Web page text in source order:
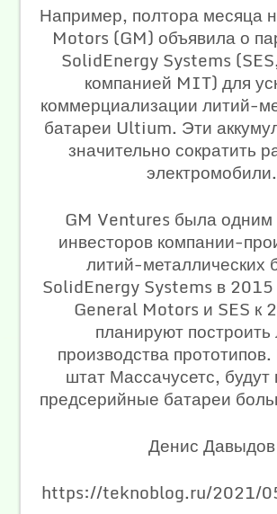
Например, полтора месяца
Motors (GM) объявила о
SolidEnergy Systems
компанией MIT) для
коммерциализации литий-
батареи Ultium. Эти
значительно сократить
электромобили.
GM Ventures была одним
инвесторов компании-
литий-металлических
SolidEnergy Systems в 2015
General Motors и SES к
планируют
производства
штат Массачусетс, будут
предсерийные батареи
Денис Давыдов
https://teknoblog.ru/2021/